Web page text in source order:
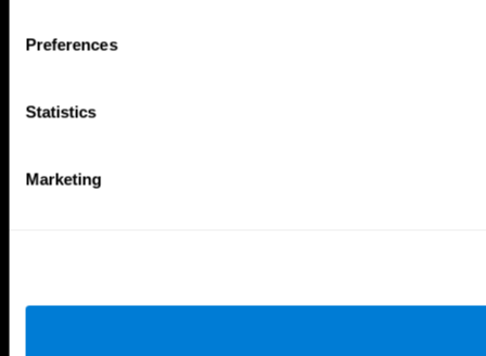
Preferences
Statistics
Marketing
Tu Cerebro
Mente y Cerebro
Capacidad Cerebral